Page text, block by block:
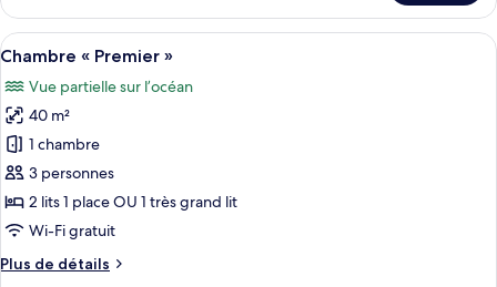
le
type
de
Chambre
Familiale
Afficher
toutes
les
photos
pour
ce
type
de
chambre :
Chambre
Une chambre d’hôtel moderne,
5
Chambre « Premier »
Vue partielle sur l’océan
40 m²
1 chambre
3 personnes
2 lits 1 place OU 1 très grand lit
Wi-Fi gratuit
Plus de détails
Plus